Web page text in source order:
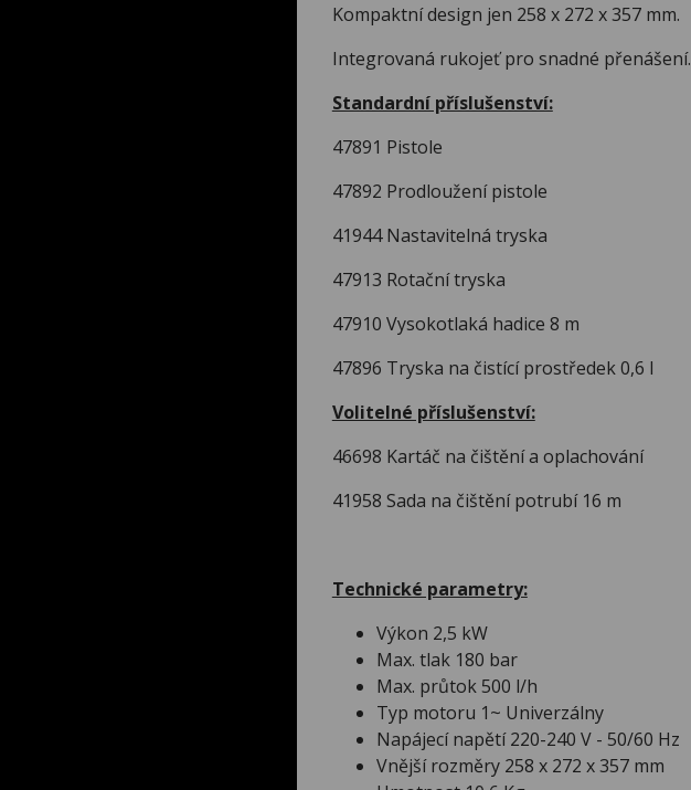
Kompaktní design jen 258 x 272 x 357 mm.
Integrovaná rukojeť pro snadné přenášení.
Standardní příslušenství:
47891 Pistole
47892 Prodloužení pistole
41944 Nastavitelná tryska
47913 Rotační tryska
47910 Vysokotlaká hadice 8 m
47896 Tryska na čistící prostředek 0,6 l
Volitelné příslušenství:
46698 Kartáč na čištění a oplachování
41958 Sada na čištění potrubí 16 m
Technické parametry:
Výkon 2,5 kW
Max. tlak 180 bar
Max. průtok 500 l/h
Typ motoru 1~ Univerzálny
Napájecí napětí 220-240 V - 50/60 Hz
Vnější rozměry 258 x 272 x 357 mm